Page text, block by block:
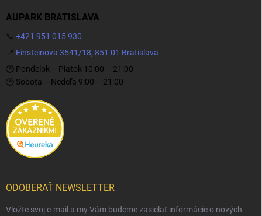
AUPARK BRATISLAVA
📞 +421 951 015 930
📍 Einsteinova 3541/18, 851 01 Bratislava
🕒 Pondelok – Piatok 10:00 – 21:00
🕒 Sobota – Nedeľa 9:00 – 21:00
ODOBERAŤ NEWSLETTER
Vložte svoj e-mail a my Vám budeme zasielať informácie o nových